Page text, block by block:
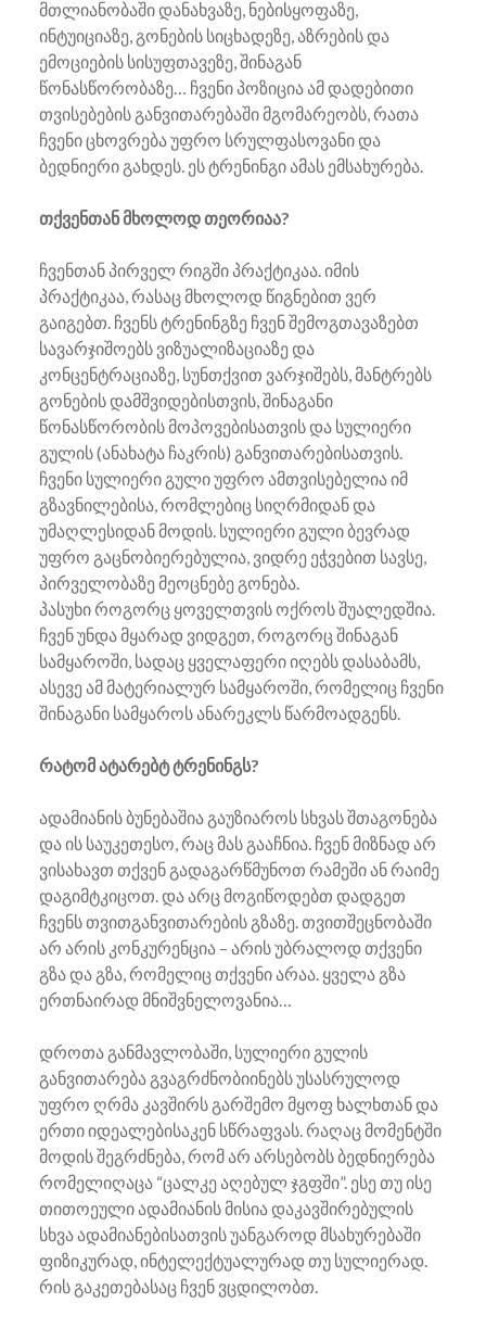
მთლიანობაში დანახვაზე, ნებისყოფაზე,
ინტუიციაზე, გონების სიცხადეზე, აზრების და
ემოციების სისუფთავეზე, შინაგან
წონასწორობაზე… ჩვენი პოზიცია ამ დადებითი
თვისებების განვითარებაში მგომარეობს, რათა
ჩვენი ცხოვრება უფრო სრულფასოვანი და
ბედნიერი გახდეს. ეს ტრენინგი ამას ემსახურება.
თქვენთან მხოლოდ თეორიაა?
ჩვენთან პირველ რიგში პრაქტიკაა. იმის
პრაქტიკაა, რასაც მხოლოდ წიგნებით ვერ
გაიგებთ. ჩვენს ტრენინგზე ჩვენ შემოგთავაზებთ
სავარჯიშოებს ვიზუალიზაციაზე და
კონცენტრაციაზე, სუნთქვით ვარჯიშებს, მანტრებს
გონების დამშვიდებისთვის, შინაგანი
წონასწორობის მოპოვებისათვის და სულიერი
გულის (ანახატა ჩაკრის) განვითარებისათვის.
ჩვენი სულიერი გული უფრო ამთვისებელია იმ
გზავნილებისა, რომლებიც სიღრმიდან და
უმაღლესიდან მოდის. სულიერი გული ბევრად
უფრო გაცნობიერებულია, ვიდრე ეჭვებით სავსე,
პირველობაზე მეოცნებე გონება.
პასუხი როგორც ყოველთვის ოქროს შუალედშია.
ჩვენ უნდა მყარად ვიდგეთ, როგორც შინაგან
სამყაროში, სადაც ყველაფერი იღებს დასაბამს,
ასევე ამ მატერიალურ სამყაროში, რომელიც ჩვენი
შინაგანი სამყაროს ანარეკლს წარმოადგენს.
რატომ ატარებტ ტრენინგს?
ადამიანის ბუნებაშია გაუზიაროს სხვას შთაგონება
და ის საუკეთესო, რაც მას გააჩნია. ჩვენ მიზნად არ
ვისახავთ თქვენ გადაგარწმუნოთ რამეში ან რაიმე
დაგიმტკიცოთ. და არც მოგიწოდებთ დადგეთ
ჩვენს თვითგანვითარების გზაზე. თვითშეცნობაში
არ არის კონკურენცია – არის უბრალოდ თქვენი
გზა და გზა, რომელიც თქვენი არაა. ყველა გზა
ერთნაირად მნიშვნელოვანია…
დროთა განმავლობაში, სულიერი გულის
განვითარება გვაგრძნობიინებს უსასრულოდ
უფრო ღრმა კავშირს გარშემო მყოფ ხალხთან და
ერთი იდეალებისაკენ სწრაფვას. რაღაც მომენტში
მოდის შეგრძნება, რომ არ არსებობს ბედნიერება
რომელიღაცა “ცალკე აღებულ ჯგფში”. ესე თუ ისე
თითოეული ადამიანის მისია დაკავშირებულის
სხვა ადამიანებისათვის უანგაროდ მსახურებაში
ფიზიკურად, ინტელექტუალურად თუ სულიერად.
რის გაკეთებასაც ჩვენ ვცდილობთ.